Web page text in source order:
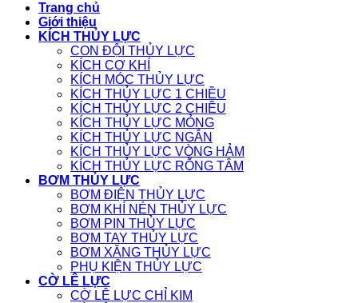
Trang chủ
Giới thiệu
KÍCH THỦY LỰC
CON ĐỘI THỦY LỰC
KÍCH CƠ KHÍ
KÍCH MÓC THỦY LỰC
KÍCH THỦY LỰC 1 CHIỀU
KÍCH THỦY LỰC 2 CHIỀU
KÍCH THỦY LỰC MỎNG
KÍCH THỦY LỰC NGẮN
KÍCH THỦY LỰC VÒNG HẢM
KÍCH THỦY LỰC RỖNG TÂM
BƠM THỦY LỰC
BƠM ĐIỆN THỦY LỰC
BƠM KHÍ NÉN THỦY LỰC
BƠM PIN THỦY LỰC
BƠM TAY THỦY LỰC
BƠM XĂNG THỦY LỰC
PHỤ KIỆN THỦY LỰC
CỜ LÊ LỰC
CỜ LÊ LỰC CHỈ KIM